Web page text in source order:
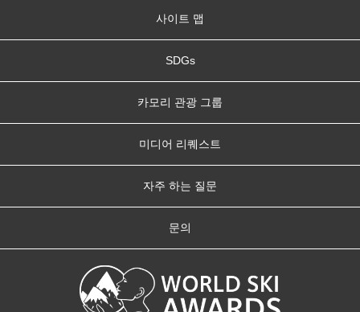
사이트 맵
SDGs
카모리 관광 그룹
미디어 리퀘스트
자주 하는 질문
문의